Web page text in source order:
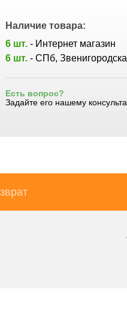
Наличие товара:
6 шт. - Интернет магазин
6 шт. - СПб,
Есть вопрос?
Задайте его нашему